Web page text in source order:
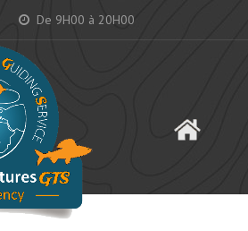
De 9H00 à 20H00